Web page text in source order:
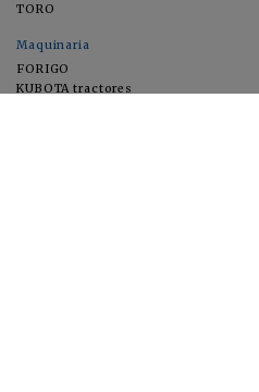
TORO
Maquinaria
FORIGO
KUBOTA tractores